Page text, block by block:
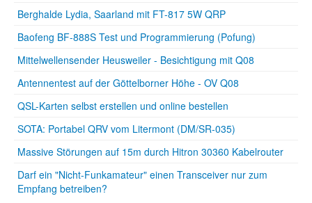
Berghalde Lydia, Saarland mit FT-817 5W QRP
Baofeng BF-888S Test und Programmierung (Pofung)
Mittelwellensender Heusweiler - Besichtigung mit Q08
Antennentest auf der Göttelborner Höhe - OV Q08
QSL-Karten selbst erstellen und online bestellen
SOTA: Portabel QRV vom Litermont (DM/SR-035)
Massive Störungen auf 15m durch Hitron 30360 Kabelrouter
Darf ein "Nicht-Funkamateur" einen Transceiver nur zum
Empfang betreiben?